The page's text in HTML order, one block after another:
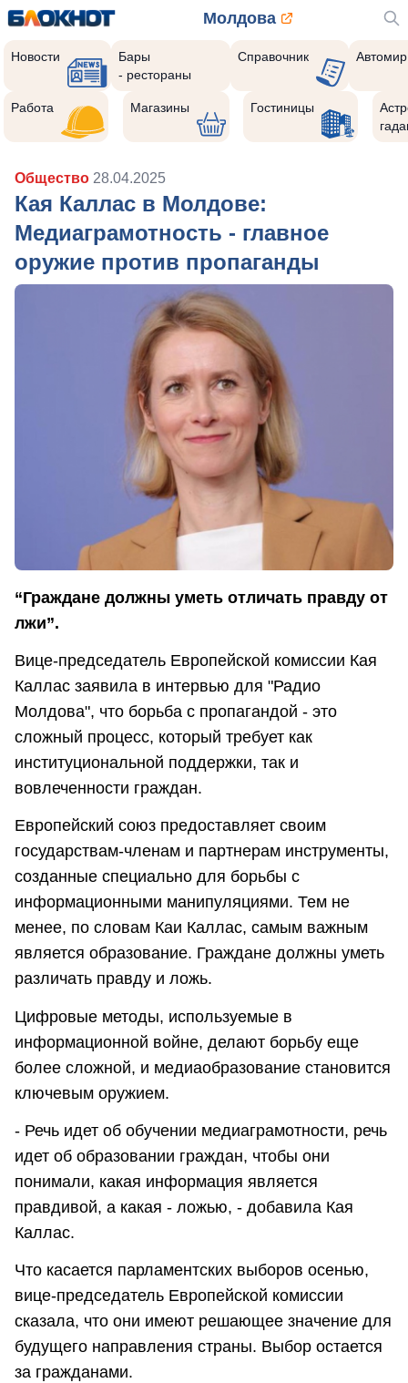
Молдова
Новости
Бары
- рестораны
Справочник Автомир
Работа Магазины Гостиницы
Общество 28.04.2025
Кая Каллас в Молдове:
Медиаграмотность - главное
оружие против пропаганды
“Граждане должны уметь отличать правду от
лжи”.
Вице-председатель Европейской комиссии Кая
Каллас заявила в интервью для "Радио
Молдова", что борьба с пропагандой - это
сложный процесс, который требует как
институциональной поддержки, так и
вовлеченности граждан.
Европейский союз предоставляет своим
государствам-членам и партнерам инструменты,
созданные специально для борьбы с
информационными манипуляциями. Тем не
менее, по словам Каи Каллас, самым важным
является образование. Граждане должны уметь
различать правду и ложь.
Цифровые методы, используемые в
информационной войне, делают борьбу еще
более сложной, и медиаобразование становится
ключевым оружием.
- Речь идет об обучении медиаграмотности, речь
идет об образовании граждан, чтобы они
понимали, какая информация является
правдивой, а какая - ложью, - добавила Кая
Каллас.
Что касается парламентских выборов осенью,
вице-председатель Европейской комиссии
сказала, что они имеют решающее значение для
будущего направления страны. Выбор остается
за гражданами.